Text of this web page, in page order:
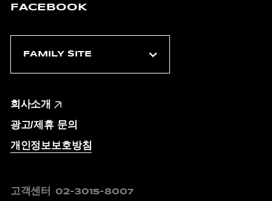
FACEBOOK
회사소개
광고/제휴 문의
개인정보보호방침
고객센터 02-3015-8007